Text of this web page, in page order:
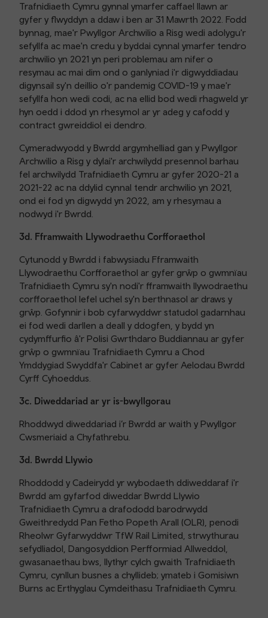
Trafnidiaeth Cymru gynnal ymarfer caffael llawn ar
gyfer y flwyddyn a ddaw i ben ar 31 Mawrth 2022. Fodd
bynnag, mae'r Pwyllgor Archwilio a Risg wedi adolygu'r
sefyllfa ac mae'n credu y byddai cynnal ymarfer tendro
archwilio yn 2021 yn peri problemau am nifer o
resymau ac mai dim ond o ganlyniad i'r digwyddiadau
digynsail sy'n deillio o'r pandemig COVID-19 y mae'r
sefyllfa hon wedi codi, ac na ellid bod wedi rhagweld yr
hyn oedd i ddod yn rhesymol ar yr adeg y cafodd y
contract gwreiddiol ei dendro.
Cymeradwyodd y Bwrdd argymhelliad gan y Pwyllgor
Archwilio a Risg y dylai'r archwilydd presennol barhau
fel archwilydd Trafnidiaeth Cymru ar gyfer 2020-21 a
2021-22 ac na ddylid cynnal tendr archwilio yn 2021,
ond ei fod yn digwydd yn 2022, am y rhesymau a
nodwyd i'r Bwrdd.
3d. Fframwaith Llywodraethu Corfforaethol
Cytunodd y Bwrdd i fabwysiadu Fframwaith
Llywodraethu Corfforaethol ar gyfer grŵp o gwmnïau
Trafnidiaeth Cymru sy'n nodi'r fframwaith llywodraethu
corfforaethol lefel uchel sy'n berthnasol ar draws y
grŵp. Gofynnir i bob cyfarwyddwr statudol gadarnhau
ei fod wedi darllen a deall y ddogfen, y bydd yn
cydymffurfio â'r Polisi Gwrthdaro Buddiannau ar gyfer
grŵp o gwmnïau Trafnidiaeth Cymru a Chod
Ymddygiad Swyddfa'r Cabinet ar gyfer Aelodau Bwrdd
Cyrff Cyhoeddus.
3c. Diweddariad ar yr is-bwyllgorau
Rhoddwyd diweddariad i’r Bwrdd ar waith y Pwyllgor
Cwsmeriaid a Chyfathrebu.
3d. Bwrdd Llywio
Rhoddodd y Cadeirydd yr wybodaeth ddiweddaraf i'r
Bwrdd am gyfarfod diweddar Bwrdd Llywio
Trafnidiaeth Cymru a drafododd barodrwydd
Gweithredydd Pan Fetho Popeth Arall (OLR), penodi
Rheolwr Gyfarwyddwr TfW Rail Limited, strwythurau
sefydliadol, Dangosyddion Perfformiad Allweddol,
gwasanaethau bws, llythyr cylch gwaith Trafnidiaeth
Cymru, cynllun busnes a chyllideb; ymateb i Gomisiwn
Burns ac Erthyglau Cymdeithasu Trafnidiaeth Cymru.